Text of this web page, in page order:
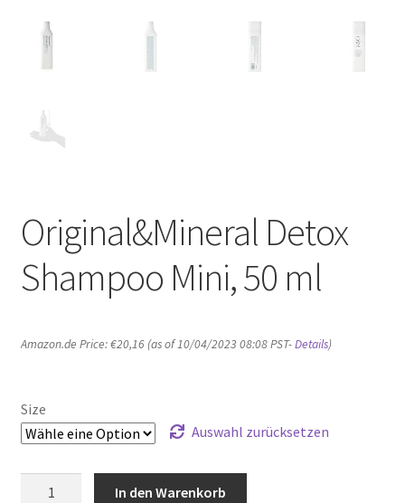
Original&Mineral Detox
Shampoo Mini, 50 ml
Amazon.de Price:€20,16(as of 10/04/2023 08:08 PST-Details)
Size
Auswahl zurücksetzen
In den Warenkorb